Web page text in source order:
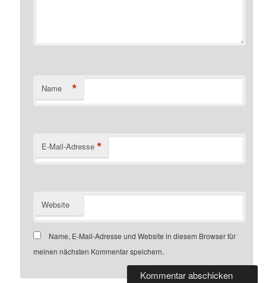
Name *
E-Mail-Adresse *
Website
Name, E-Mail-Adresse und Website in diesem Browser für
meinen nächsten Kommentar speichern.